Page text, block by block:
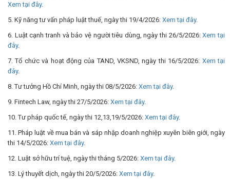
Xem tại đây.
5. Kỹ năng tư vấn pháp luật thuế, ngày thi 19/4/2026: Xem tại đây.
6. Luật cạnh tranh và bảo vệ người tiêu dùng, ngày thi 26/5/2026:Xem tại
đây.
7. Tổ chức và hoạt động của TAND, VKSND, ngày thi 16/5/2026: Xem tại
đây.
8. Tư tưởng Hồ Chí Minh, ngày thi 08/5/2026: Xem tại đây.
9. Fintech Law, ngày thi 27/5/2026: Xem tại đây.
10. Tư pháp quốc tế, ngày thi 12,13,19/5/2026: Xem tại đây.
11. Pháp luật về mua bán và sáp nhập doanh nghiệp xuyên biên giới, ngày
thi 14/5/2026: Xem tại đây.
12. Luật sở hữu trí tuệ, ngày thi tháng 5/2026: Xem tại đây.
13. Lý thuyết dịch, ngày thi 20/5/2026: Xem tại đây.